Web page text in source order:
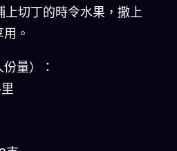
上切丁的時令水果，撒上
。
量）：